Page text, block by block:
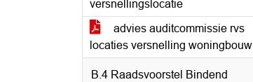
versnellingslocatie
advies auditcommissie rvs
locaties versnelling woningbouw
B.4 Raadsvoorstel Bindend